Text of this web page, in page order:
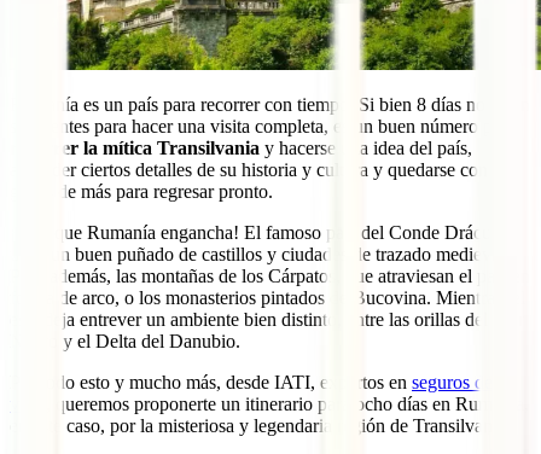
Rumanía es un país para recorrer con tiempo. Si bien 8 días no serán
suficientes para hacer una visita completa, es un buen número para
recorrer la mítica Transilvania y hacerse una idea del país,
aprender ciertos detalles de su historia y cultura y quedarse con
ganas de más para regresar pronto.
¡Y es que Rumanía engancha! El famoso país del Conde Drácula
tiene un buen puñado de castillos y ciudades de trazado medieval.
Pero además, las montañas de los Cárpatos, que atraviesan el país en
forma de arco, o los monasterios pintados de Bucovina. Mientras, el
este deja entrever un ambiente bien distinto, entre las orillas del Mar
Negro y el Delta del Danubio.
Por todo esto y mucho más, desde IATI, expertos en seguros de
, queremos proponerte un itinerario para ocho días en Rumanía,
en este caso, por la misteriosa y legendaria región de Transilvania.